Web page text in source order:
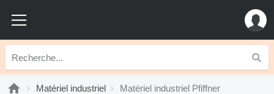
Matériel industriel Matériel industriel Pfiffner